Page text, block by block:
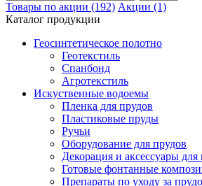
Товары по акции (192) Акции (1)
Каталог продукции
Геосинтетическое полотно
Геотекстиль
Спанбонд
Агротекстиль
Искуственные водоемы
Пленка для прудов
Пластиковые пруды
Ручьи
Оборудование для прудов
Декорация и аксессуары для
Готовые фонтанные
Препараты по уходу за